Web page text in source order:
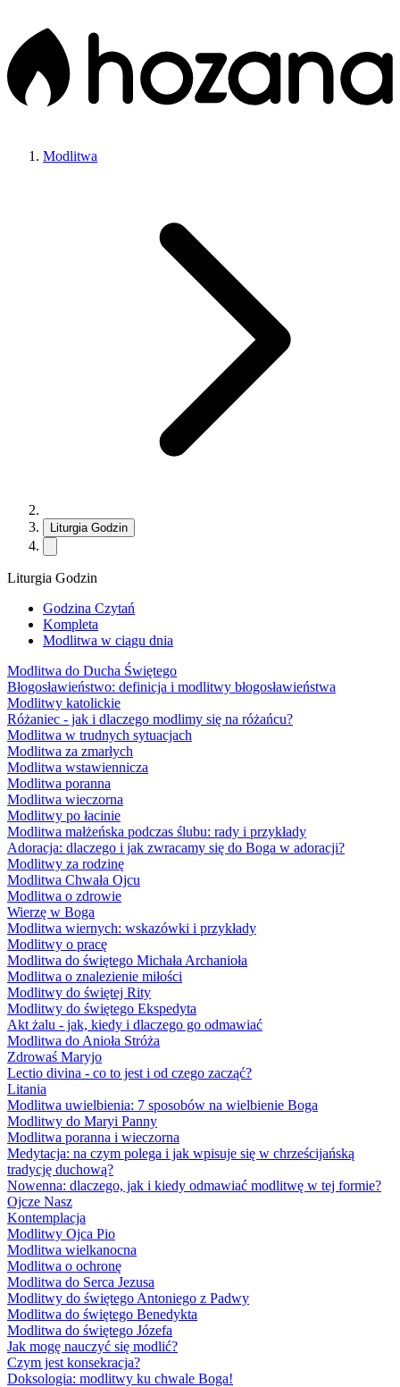
Modlitwa
Liturgia Godzin
Liturgia Godzin
Godzina Czytań
Kompleta
Modlitwa w ciągu dnia
Modlitwa do Ducha Świętego
Błogosławieństwo: definicja i modlitwy błogosławieństwa
Modlitwy katolickie
Różaniec - jak i dlaczego modlimy się na różańcu?
Modlitwa w trudnych sytuacjach
Modlitwa za zmarłych
Modlitwa wstawiennicza
Modlitwa poranna
Modlitwa wieczorna
Modlitwy po łacinie
Modlitwa małżeńska podczas ślubu: rady i przykłady
Adoracja: dlaczego i jak zwracamy się do Boga w adoracji?
Modlitwy za rodzinę
Modlitwa Chwała Ojcu
Modlitwa o zdrowie
Wierzę w Boga
Modlitwa wiernych: wskazówki i przykłady
Modlitwy o pracę
Modlitwa do świętego Michała Archanioła
Modlitwa o znalezienie miłości
Modlitwy do świętej Rity
Modlitwy do świętego Ekspedyta
Akt żalu - jak, kiedy i dlaczego go odmawiać
Modlitwa do Anioła Stróża
Zdrowaś Maryjo
Lectio divina - co to jest i od czego zacząć?
Litania
Modlitwa uwielbienia: 7 sposobów na wielbienie Boga
Modlitwy do Maryi Panny
Modlitwa poranna i wieczorna
Medytacja: na czym polega i jak wpisuje się w chrześcijańską
tradycję duchową?
Nowenna: dlaczego, jak i kiedy odmawiać modlitwę w tej formie?
Ojcze Nasz
Kontemplacja
Modlitwy Ojca Pio
Modlitwa wielkanocna
Modlitwa o ochronę
Modlitwa do Serca Jezusa
Modlitwy do świętego Antoniego z Padwy
Modlitwa do świętego Benedykta
Modlitwa do świętego Józefa
Jak mogę nauczyć się modlić?
Czym jest konsekracja?
Doksologia: modlitwy ku chwale Boga!